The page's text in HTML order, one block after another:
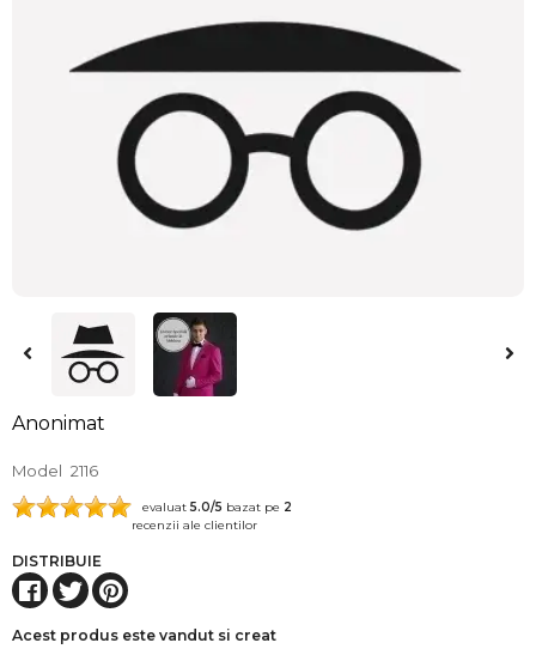
Anonimat
Model 2116
evaluat 5.0/5 bazat pe 2
recenzii ale clientilor
DISTRIBUIE
Acest produs este vandut si creat